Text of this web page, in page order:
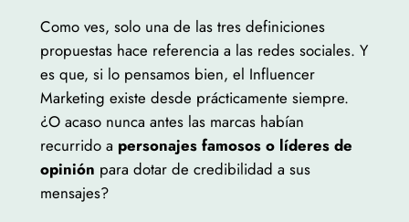
Como ves, solo una de las tres definiciones
propuestas hace referencia a las redes sociales. Y
es que, si lo pensamos bien, el Influencer
Marketing existe desde prácticamente siempre.
¿O acaso nunca antes las marcas habían
recurrido a personajes famosos o líderes de
opinión para dotar de credibilidad a sus
mensajes?